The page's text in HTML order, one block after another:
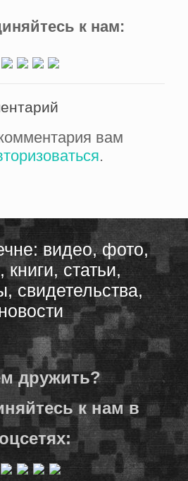
к нам:
вам
.
видео, фото,
статьи,
свидетельства,
дружить?
к нам в